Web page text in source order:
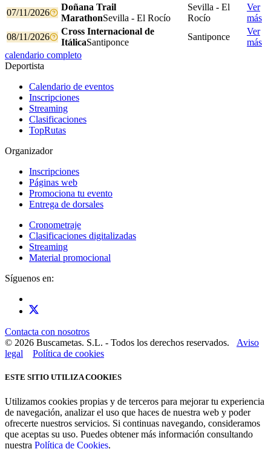
07/11/2026
Doñana Trail
MarathonSevilla - El Rocío
Sevilla - El
Rocío
Ver
más
08/11/2026
Cross Internacional de
ItálicaSantiponce
Santiponce
Ver
más
calendario completo
Deportista
Calendario de eventos
Inscripciones
Streaming
Clasificaciones
TopRutas
Organizador
Inscripciones
Páginas web
Promociona tu evento
Entrega de dorsales
Cronometraje
Clasificaciones digitalizadas
Streaming
Material promocional
Síguenos en:
Contacta con nosotros
© 2026 Buscametas. S.L. - Todos los derechos reservados. Aviso
legal
Política de cookies
ESTE SITIO UTILIZA COOKIES
Utilizamos cookies propias y de terceros para mejorar tu experiencia
de navegación, analizar el uso que haces de nuestra web y poder
ofrecerte nuestros servicios. Si continuas navegando, consideramos
que aceptas su uso. Puedes obtener más información consultando
nuestra Política de Cookies.